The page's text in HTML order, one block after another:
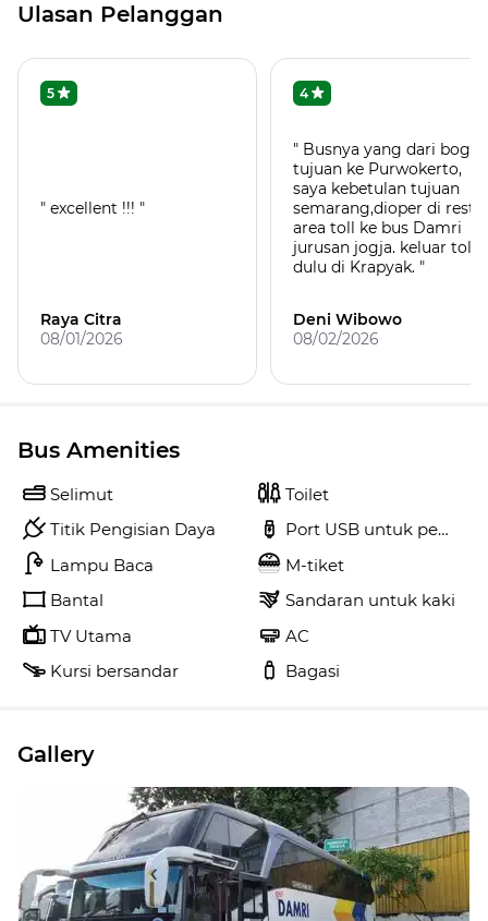
Ulasan Pelanggan
5
" excellent !!! "
Raya Citra
08/01/2026
4
" Busnya yang dari bogor
tujuan ke Purwokerto,
saya kebetulan tujuan
semarang,dioper di rest
area toll ke bus Damri
jurusan jogja. keluar toll
dulu di Krapyak. "
Deni Wibowo
08/02/2026
Bus Amenities
Selimut
Titik Pengisian Daya
Lampu Baca
Bantal
TV Utama
Kursi bersandar
Toilet
Port USB untuk pengisi
M-tiket
Sandaran untuk kaki
AC
Bagasi
Gallery